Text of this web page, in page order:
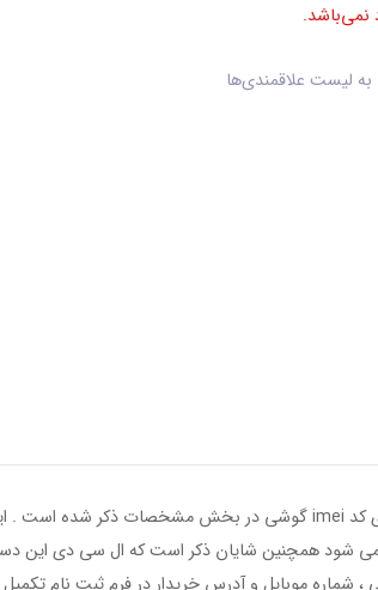
نمی‌باشد.
می شود همچنین شایان ذکر است که ال سی دی